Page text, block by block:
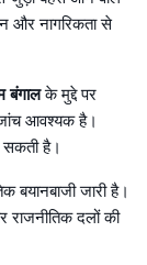
और नागरिकता से
बंगालके मुद्दे पर
जांच आवश्यक है।
सकती है।
बयानबाजी जारी है।
दलों की